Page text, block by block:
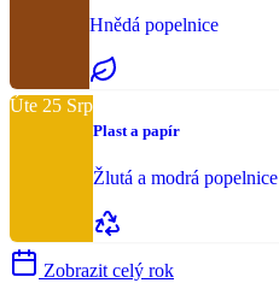
Hnědá popelnice
Úte 25 Srp
Plast a papír
Žlutá a modrá popelnice
Zobrazit celý rok